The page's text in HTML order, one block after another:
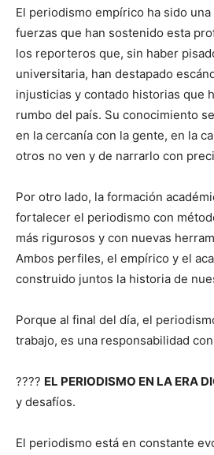
El periodismo empírico ha sido
fuerzas que han sostenido esta
los reporteros que, sin haber
universitaria, han destapado
injusticias y contado historias que
rumbo del país. Su conocimiento
en la cercanía con la gente, en la
otros no ven y de narrarlo con
Por otro lado, la formación
fortalecer el periodismo con
más rigurosos y con nuevas
Ambos perfiles, el empírico y el
construido juntos la historia de
Porque al final del día, el
trabajo, es una responsabilidad
???? EL PERIODISMO EN LA ERA
y desafíos.
El periodismo está en constante